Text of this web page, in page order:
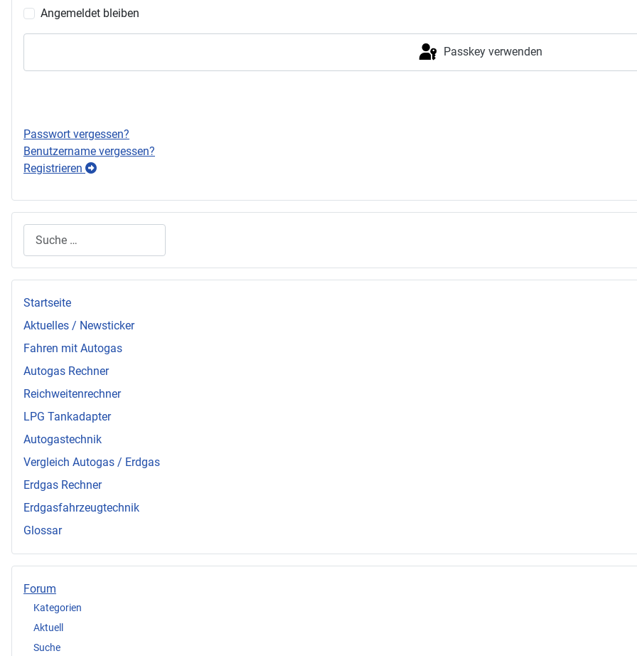
Angemeldet bleiben
Passkey verwenden
Passwort vergessen?
Benutzername vergessen?
Registrieren
Startseite
Aktuelles / Newsticker
Fahren mit Autogas
Autogas Rechner
Reichweitenrechner
LPG Tankadapter
Autogastechnik
Vergleich Autogas / Erdgas
Erdgas Rechner
Erdgasfahrzeugtechnik
Glossar
Forum
Kategorien
Aktuell
Suche